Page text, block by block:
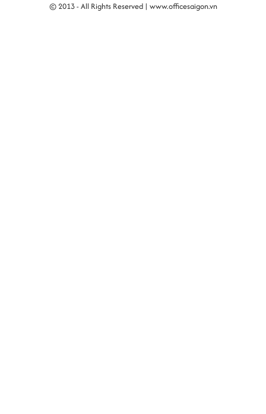
© 2013 - All Rights Reserved | www.officesaigon.vn